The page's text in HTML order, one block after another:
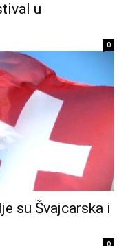
u
0
su Švajcarska i
0